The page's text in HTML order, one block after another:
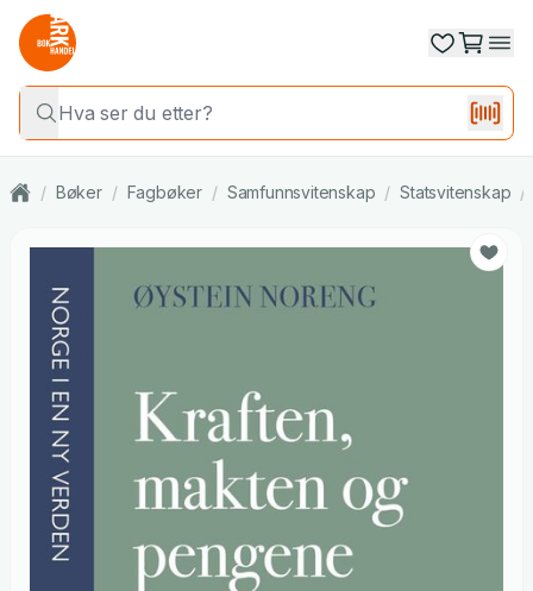
/ Bøker / Fagbøker / Samfunnsvitenskap / Statsvitenskap /